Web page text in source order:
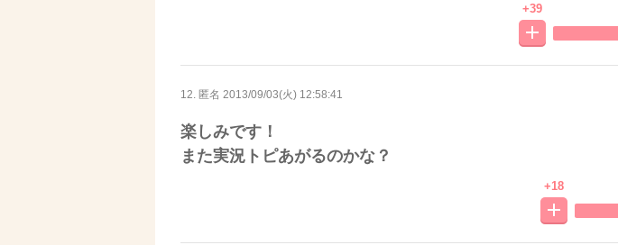
+39
12. 匿名 2013/09/03(火) 12:58:41
楽しみです！
また実況トピあがるのかな？
+18